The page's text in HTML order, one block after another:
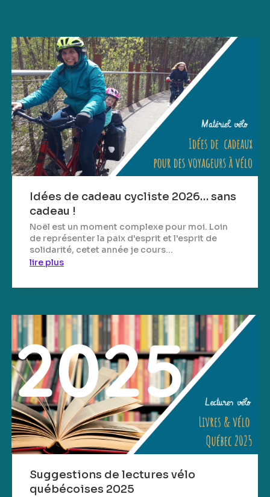
Idées de cadeau cycliste 2026… sans
cadeau !
Noël est un moment complexe pour moi. Loin
de représenter la paix d'esprit et l'esprit de
solidarité, cetet année je cours...
lire plus
Suggestions de lectures vélo
québécoises 2025